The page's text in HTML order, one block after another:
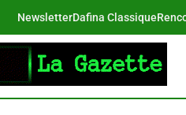
NewsletterDafina Classique